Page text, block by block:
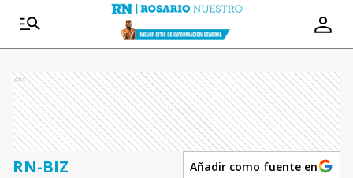
Ads
RN-BIZ Añadir como fuente en